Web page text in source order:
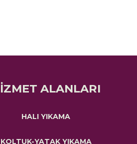
ALANLARI
HALI YIKAMA
KOLTUK-YATAK YIKAMA